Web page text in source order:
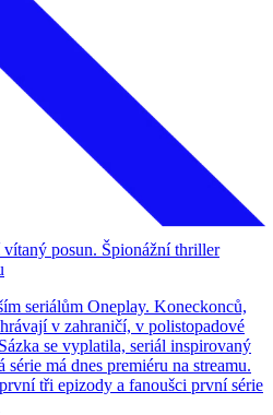
posun. Špionážní thriller
seriálům Oneplay. Koneckonců,
v zahraničí, v polistopadové
se vyplatila, seriál inspirovaný
má dnes premiéru na streamu.
tři epizody a fanoušci první série